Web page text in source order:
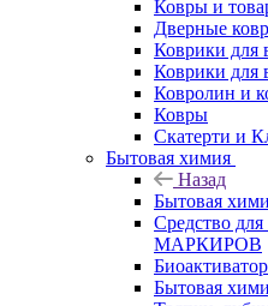
Ковры и
Дверные
Коврики для
Коврики для
Ковролин и
Ковры
Скатерти и
Бытовая химия
Назад
Бытовая
Средство
МАРКИРОВ
Бытовая